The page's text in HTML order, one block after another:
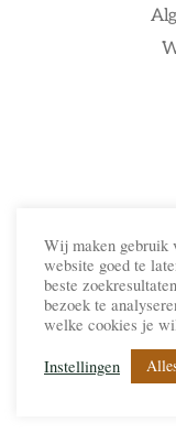
Wij maken gebruik
website goed te
beste
bezoek te
welke cookies je
Instellingen